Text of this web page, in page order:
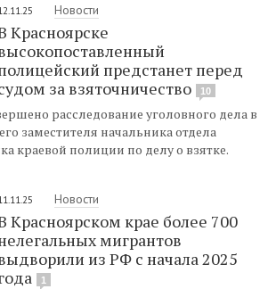
Новости
Красноярске
предстанет перед
за взяточничество
10
расследование уголовного дела в
заместителя начальника отдела
краевой полиции по делу о взятке.
Новости
Красноярском крае более 700
мигрантов
из РФ с начала 2025
1